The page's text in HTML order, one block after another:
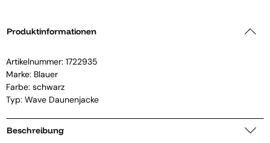
Produktinformationen
Artikelnummer: 1722935
Marke: Blauer
Farbe: schwarz
Typ: Wave Daunenjacke
Beschreibung